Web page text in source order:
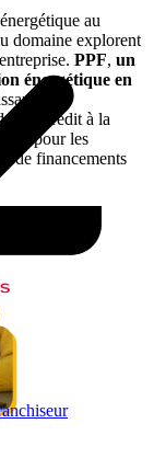
au
domaine explorent
PPF, un
énergétique en
du crédit à la
pour les
de financements